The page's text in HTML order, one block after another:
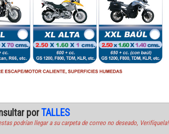
porTALLES
podrían llegar a su carpeta de correo no deseado, Verifíquela!